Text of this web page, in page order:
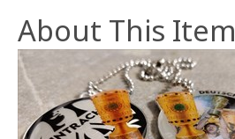
About This Item